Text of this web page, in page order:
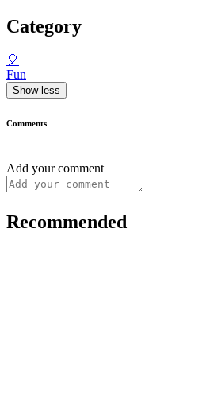
Category
🎈
Fun
Show less
Comments
Add your comment
Recommended